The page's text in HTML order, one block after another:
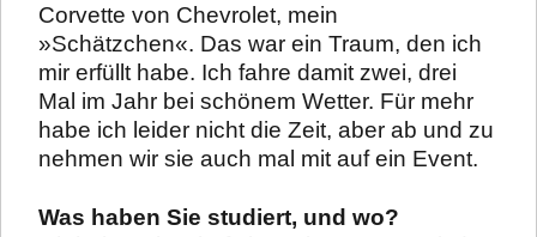
Corvette von Chevrolet, mein
»Schätzchen«. Das war ein Traum, den ich
mir erfüllt habe. Ich fahre damit zwei, drei
Mal im Jahr bei schönem Wetter. Für mehr
habe ich leider nicht die Zeit, aber ab und zu
nehmen wir sie auch mal mit auf ein Event.
Was haben Sie studiert, und wo?